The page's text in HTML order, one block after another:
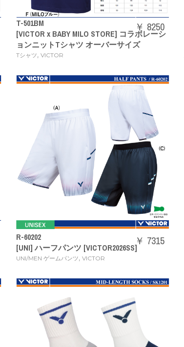
T-501BM
[VICTOR x BABY MILO STORE] コラボレーシ
ョンニットTシャツ オーバーサイズ
Tシャツ, VICTOR
￥ 8250
R-60202
[UNI] ハーフパンツ [VICTOR2026SS]
UNI/MEN ゲームパンツ, VICTOR
￥ 7315